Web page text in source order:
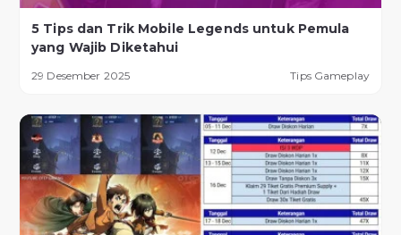
5 Tips dan Trik Mobile Legends untuk Pemula
yang Wajib Diketahui
29 Desember 2025 Tips Gameplay